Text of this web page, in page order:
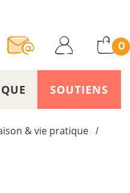
0
SOUTIENS
& vie pratique /